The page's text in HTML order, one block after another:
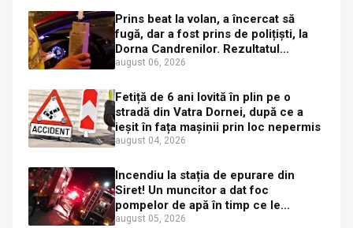
Prins beat la volan, a încercat să
fugă, dar a fost prins de polițiști, la
Dorna Candrenilor. Rezultatul
etilotestului: 1,59 mg/l alcool pur în
august 06, 2026
Fetiță de 6 ani lovită în plin pe o
stradă din Vatra Dornei, după ce a
ieșit în fața mașinii prin loc nepermis
august 04, 2026
Incendiu la stația de epurare din
Siret! Un muncitor a dat foc
pompelor de apă în timp ce le
alimenta cu combustibil
august 05, 2026